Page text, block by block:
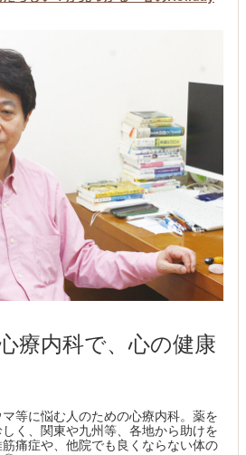
療内科で、心の健康
等に悩む人のための心療内科。薬を
く、関東や九州等、各地から助けを
痛症や、他院でも良くならない体の